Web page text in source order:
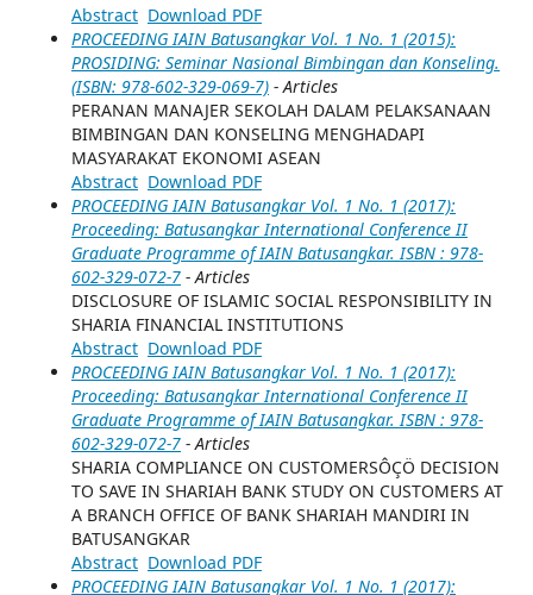
Abstract Download PDF
PROCEEDING IAIN Batusangkar Vol. 1 No. 1 (2015):
PROSIDING: Seminar Nasional Bimbingan dan Konseling.
(ISBN: 978-602-329-069-7) - Articles
PERANAN MANAJER SEKOLAH DALAM PELAKSANAAN
BIMBINGAN DAN KONSELING MENGHADAPI
MASYARAKAT EKONOMI ASEAN
Abstract Download PDF
PROCEEDING IAIN Batusangkar Vol. 1 No. 1 (2017):
Proceeding: Batusangkar International Conference II
Graduate Programme of IAIN Batusangkar. ISBN : 978-
602-329-072-7 - Articles
DISCLOSURE OF ISLAMIC SOCIAL RESPONSIBILITY IN
SHARIA FINANCIAL INSTITUTIONS
Abstract Download PDF
PROCEEDING IAIN Batusangkar Vol. 1 No. 1 (2017):
Proceeding: Batusangkar International Conference II
Graduate Programme of IAIN Batusangkar. ISBN : 978-
602-329-072-7 - Articles
SHARIA COMPLIANCE ON CUSTOMERSÔÇÖ DECISION
TO SAVE IN SHARIAH BANK STUDY ON CUSTOMERS AT
A BRANCH OFFICE OF BANK SHARIAH MANDIRI IN
BATUSANGKAR
Abstract Download PDF
PROCEEDING IAIN Batusangkar Vol. 1 No. 1 (2017):